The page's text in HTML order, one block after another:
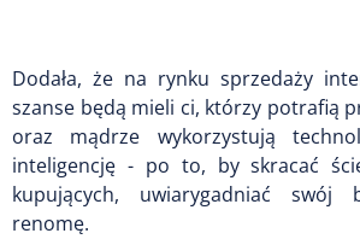
Dodała, że na rynku sprzedaży
szanse będą mieli ci, którzy potrafią
oraz mądrze wykorzystują
inteligencję - po to, by skracać
kupujących, uwiarygadniać swój
renomę.